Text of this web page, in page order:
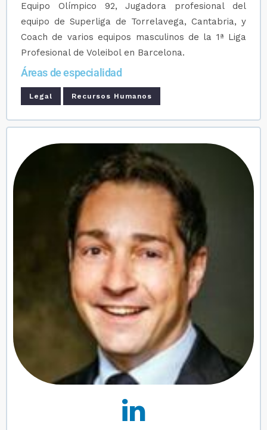
Equipo Olímpico 92, Jugadora profesional del
equipo de Superliga de Torrelavega, Cantabria, y
Coach de varios equipos masculinos de la 1ª Liga
Profesional de Voleibol en Barcelona.
Áreas de especialidad
Legal Recursos Humanos